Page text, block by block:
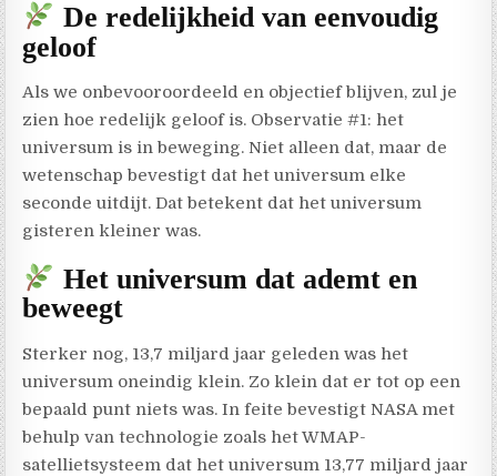
De redelijkheid van eenvoudig
geloof
Als we onbevooroordeeld en objectief blijven, zul je
zien hoe redelijk geloof is. Observatie #1: het
universum is in beweging. Niet alleen dat, maar de
wetenschap bevestigt dat het universum elke
seconde uitdijt. Dat betekent dat het universum
gisteren kleiner was.
Het universum dat ademt en
beweegt
Sterker nog, 13,7 miljard jaar geleden was het
universum oneindig klein. Zo klein dat er tot op een
bepaald punt niets was. In feite bevestigt NASA met
behulp van technologie zoals het WMAP-
satellietsysteem dat het universum 13,77 miljard jaar